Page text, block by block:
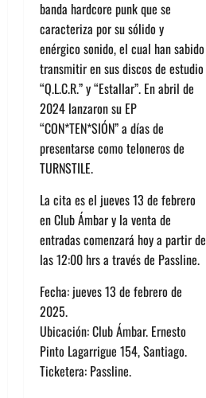
banda hardcore punk que se
caracteriza por su sólido y
enérgico sonido, el cual han sabido
transmitir en sus discos de estudio
“Q.L.C.R.” y “Estallar”. En abril de
2024 lanzaron su EP
“CON*TEN*SIÓN” a días de
presentarse como teloneros de
TURNSTILE.
La cita es el jueves 13 de febrero
en Club Ámbar y la venta de
entradas comenzará hoy a partir de
las 12:00 hrs a través de Passline.
Fecha: jueves 13 de febrero de
2025.
Ubicación: Club Ámbar. Ernesto
Pinto Lagarrigue 154, Santiago.
Ticketera: Passline.